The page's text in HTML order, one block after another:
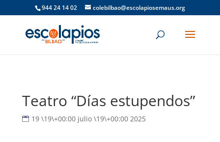
944 24 14 02 colebilbao@escolapiosemaus.org
Teatro “Días estupendos”
19 \19\+00:00 julio \19\+00:00 2025